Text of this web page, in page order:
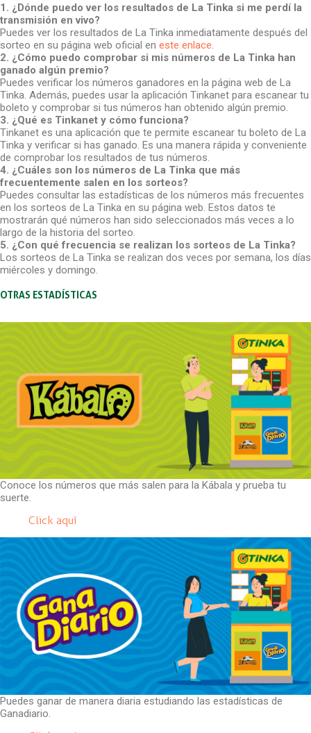
1. ¿Dónde puedo ver los resultados de La Tinka si me perdí la
transmisión en vivo?
Puedes ver los resultados de La Tinka inmediatamente después del
sorteo en su página web oficial en este enlace.
2. ¿Cómo puedo comprobar si mis números de La Tinka han
ganado algún premio?
Puedes verificar los números ganadores en la página web de La
Tinka. Además, puedes usar la aplicación Tinkanet para escanear tu
boleto y comprobar si tus números han obtenido algún premio.
3. ¿Qué es Tinkanet y cómo funciona?
Tinkanet es una aplicación que te permite escanear tu boleto de La
Tinka y verificar si has ganado. Es una manera rápida y conveniente
de comprobar los resultados de tus números.
4. ¿Cuáles son los números de La Tinka que más
frecuentemente salen en los sorteos?
Puedes consultar las estadísticas de los números más frecuentes
en los sorteos de La Tinka en su página web. Estos datos te
mostrarán qué números han sido seleccionados más veces a lo
largo de la historia del sorteo.
5. ¿Con qué frecuencia se realizan los sorteos de La Tinka?
Los sorteos de La Tinka se realizan dos veces por semana, los días
miércoles y domingo.
OTRAS ESTADÍSTICAS
Conoce los números que más salen para la Kábala y prueba tu
suerte.
Click aquí
Puedes ganar de manera diaria estudiando las estadísticas de
Ganadiario.